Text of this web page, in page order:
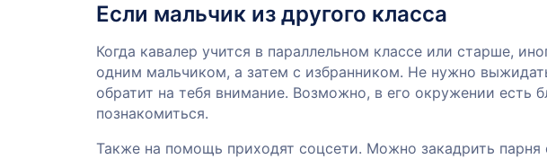
Если мальчик из другого класса
Когда кавалер учится в параллельном классе или старше,
одним мальчиком, а затем с избранником. Не нужно
обратит на тебя внимание. Возможно, в его окружении есть
познакомиться.
Также на помощь приходят соцсети. Можно закадрить